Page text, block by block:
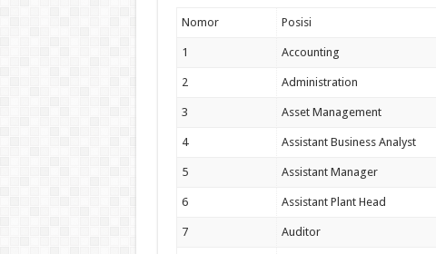
Nomor Posisi
1 Accounting
2 Administration
3 Asset Management
4 Assistant Business Analyst
5 Assistant Manager
6 Assistant Plant Head
7 Auditor